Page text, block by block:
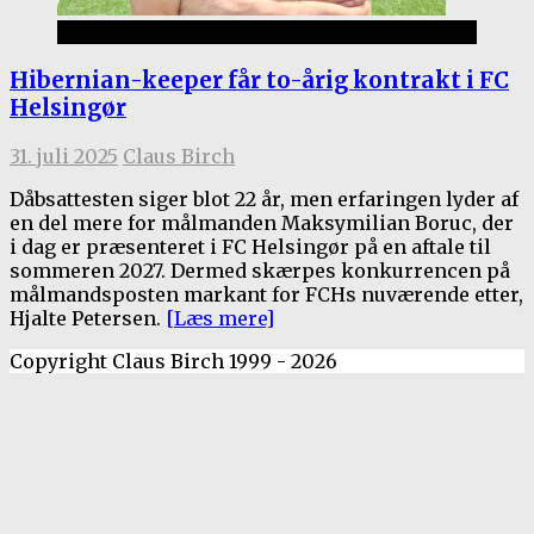
Hibernian-keeper får to-årig kontrakt i FC
Helsingør
31. juli 2025 Claus Birch
Dåbsattesten siger blot 22 år, men erfaringen lyder af
en del mere for målmanden Maksymilian Boruc, der
i dag er præsenteret i FC Helsingør på en aftale til
sommeren 2027. Dermed skærpes konkurrencen på
målmandsposten markant for FCHs nuværende etter,
Hjalte Petersen. [Læs mere]
Copyright Claus Birch 1999 - 2026